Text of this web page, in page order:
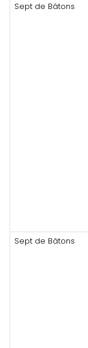
Sept de Bâtons
Sept de Bâtons